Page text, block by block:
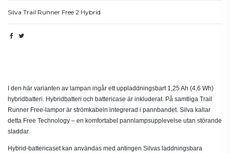
Silva Trail Runner Free 2 Hybrid
I den här varianten av lampan ingår ett uppladdningsbart 1,25 Ah (4,6 Wh)
hybridbatteri. Hybridbatteri och battericase är inkluderat. På samtliga Trail
Runner Free-lampor är strömkabeln integrerad i pannbandet. Silva kallar
detta Free Technology – en komfortabel pannlampsupplevelse utan störande
sladdar.
Hybrid-battericaset kan användas med antingen Silvas laddningsbara